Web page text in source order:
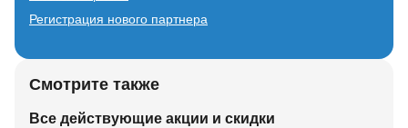
Регистрация нового партнера
Смотрите также
Все действующие акции и скидки